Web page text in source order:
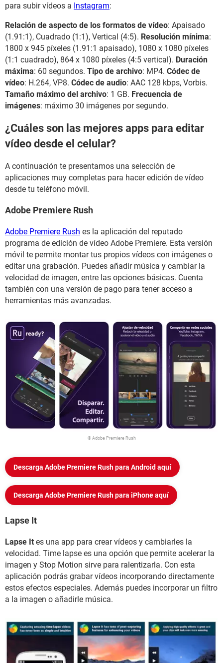
para subir vídeos a Instagram:
Relación de aspecto de los formatos de vídeo: Apaisado
(1.91:1), Cuadrado (1:1), Vertical (4:5). Resolución mínima:
1800 x 945 píxeles (1.91:1 apaisado), 1080 x 1080 píxeles
(1:1 cuadrado), 864 x 1080 píxeles (4:5 vertical). Duración
máxima: 60 segundos. Tipo de archivo: MP4. Códec de
vídeo: H.264, VP8. Códec de audio: AAC 128 kbps, Vorbis.
Tamaño máximo del archivo: 1 GB. Frecuencia de
imágenes: máximo 30 imágenes por segundo.
¿Cuáles son las mejores apps para editar
vídeo desde el celular?
A continuación te presentamos una selección de
aplicaciones muy completas para hacer edición de vídeo
desde tu teléfono móvil.
Adobe Premiere Rush
Adobe Premiere Rush es la aplicación del reputado
programa de edición de vídeo Adobe Premiere. Esta versión
móvil te permite montar tus propios vídeos con imágenes o
editar una grabación. Puedes añadir música y cambiar la
velocidad de imagen, entre las opciones básicas. Cuenta
también con una versión de pago para tener acceso a
herramientas más avanzadas.
© Adobe Premiere Rush
Descarga Adobe Premiere Rush para Android aquí
Descarga Adobe Premiere Rush para iPhone aquí
Lapse It
Lapse It es una app para crear vídeos y cambiarles la
velocidad. Time lapse es una opción que permite acelerar la
imagen y Stop Motion sirve para ralentizarla. Con esta
aplicación podrás grabar vídeos incorporando directamente
estos efectos especiales. Además puedes incorporar un filtro
a la imagen o añadirle música.